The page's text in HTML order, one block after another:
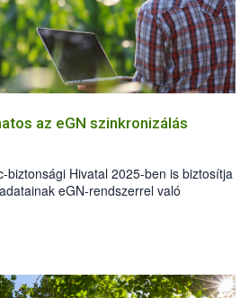
az eGN szinkronizálás
biztonsági Hivatal 2025-ben is biztosítja az
eGN-rendszerrel való
évek gyakorlatához hasonlóan idén is
Államkincstár (MÁK) EK felületén
Gazdálkodási Naplóba (eGN),